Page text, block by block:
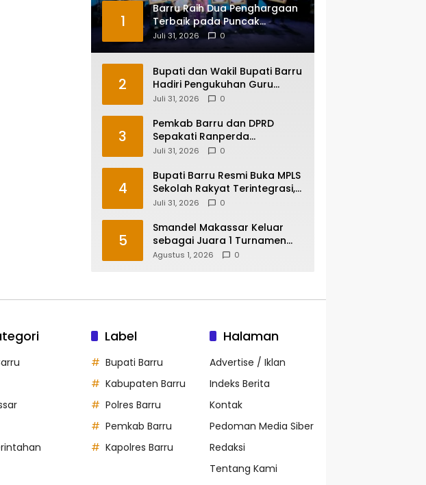
1
Barru Raih Dua Penghargaan
Terbaik pada Puncak
Harganas ke-33 Tingkat
Sulawesi Selatan
Juli 31, 2026 0
2
Bupati dan Wakil Bupati Barru
Hadiri Pengukuhan Guru
Besar UNM, Apresiasi Capaian
Juli 31, 2026 0
3
Pemkab Barru dan DPRD
Sepakati Ranperda
Pertanggungjawaban APBD
Kelola dan Perlindungan Anak
Juli 31, 2026 0
4
Bupati Barru Resmi Buka MPLS
Sekolah Rakyat Terintegrasi,
Tegaskan Pendidikan Kunci
Juli 31, 2026 0
5
Smandel Makassar Keluar
sebagai Juara 1 Turnamen
Futsal Smansa Cup Vol. 13
Agustus 1, 2026 0
Label
Bupati Barru
Kabupaten Barru
Polres Barru
Pemkab Barru
Kapolres Barru
Halaman
Advertise / Iklan
Indeks Berita
Kontak
Pedoman Media Siber
Redaksi
Tentang Kami